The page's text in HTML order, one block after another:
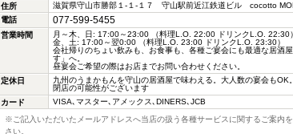
住所
滋賀県守山市勝部１-１-１７ 守山駅前近江鉄道ビル cocotto
電話 077-599-5455
営業時間
月～木、日: 17:00～23:00 （料理L.O. 22:00 ドリンクL.O. 22:30）
金、土: 17:00～翌0:00 （料理L.O. 23:00 ドリンクL.O. 23:30）
会社帰りのちょい飲みも、お食事も、各種ご宴会にも最適な居酒
す」へ。
昼宴会ご希望の際はお店までお問い合わせください。
定休日
九州のうまかもんを守山の居酒屋で味わえる。大人数の宴会も
閉店の可能性がございます
カード
VISA､マスター､アメックス､DINERS､JCB
※ご記入いただいたメールアドレスへ当店の扱う各種サービスに関するご案内
さい。